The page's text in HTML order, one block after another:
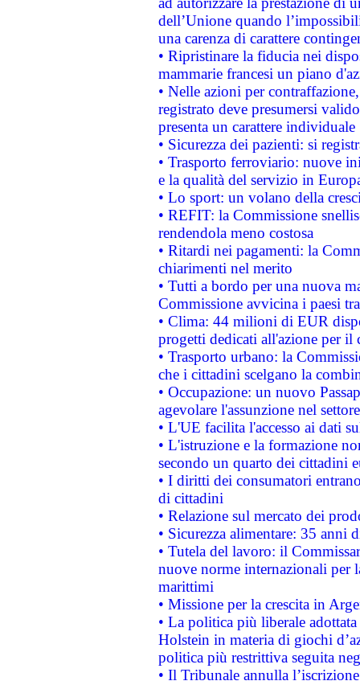
dell’Unione quando
una carenza di carattere
• Ripristinare la fiducia nei
mammarie francesi un piano
• Nelle azioni per
registrato deve presumersi
presenta un carattere individuale
• Sicurezza dei pazienti: si
• Trasporto ferroviario: nuove
e la qualità del servizio in
• Lo sport: un volano della
• REFIT: la Commissione
rendendola meno costosa
• Ritardi nei pagamenti: la
chiarimenti nel merito
• Tutti a bordo per una nuova
Commissione avvicina i paesi
• Clima: 44 milioni di EUR
progetti dedicati all'azione per il
• Trasporto urbano: la
che i cittadini scelgano la
• Occupazione: un nuovo
agevolare l'assunzione nel
• L'UE facilita l'accesso ai dati
• L'istruzione e la formazione
secondo un quarto dei cittadini
• I diritti dei consumatori
di cittadini
• Relazione sul mercato dei
• Sicurezza alimentare: 35 anni
• Tutela del lavoro: il
nuove norme internazionali per
marittimi
• Missione per la crescita in
• La politica più liberale
Holstein in materia di giochi
politica più restrittiva seguita
• Il Tribunale annulla